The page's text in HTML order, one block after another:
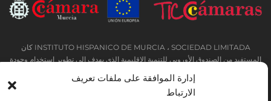
إدارة الموافقة على ملفات تعريف
الارتباط
INSTITUTO HISPANICO DE MURCIA ، SOCIEDAD LIMITADA كان
المستفيد من الصندوق الأوروبي للتنمية الإقليمية الذي يهدف إلى تطوير استخدام وجودة
التالية: التواجد عبر الإنترنت من خلال موقع إلكتروني. تم اتخاذ الإجراء الحالي في عام